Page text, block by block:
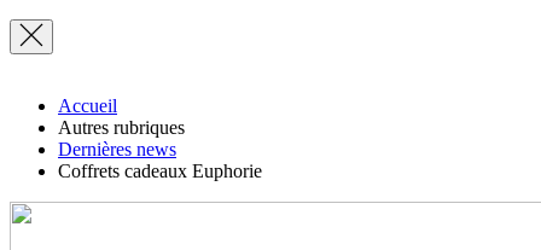
Accueil
Autres rubriques
Dernières news
Coffrets cadeaux Euphorie